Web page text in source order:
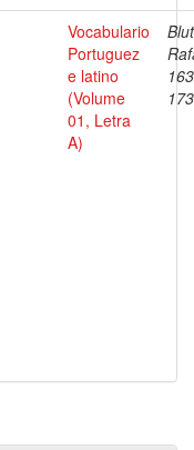
Vocabulario
Portuguez
e latino
(Volume
01, Letra
A)